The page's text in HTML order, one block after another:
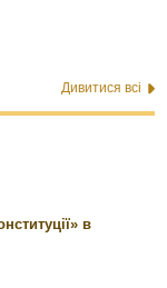
Дивитися всі
в